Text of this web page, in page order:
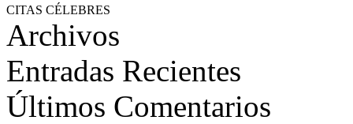
CITAS CÉLEBRES
Archivos
Entradas Recientes
Últimos Comentarios